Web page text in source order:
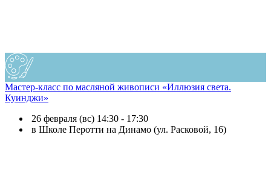
Мастер-класс по масляной живописи «Иллюзия света.
Куинджи»
26 февраля (вс) 14:30 - 17:30
в Школе Перотти на Динамо (ул. Расковой, 16)